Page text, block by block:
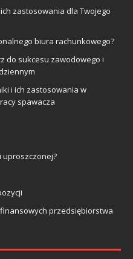
zastosowania dla Twojego
biura rachunkowego?
do sukcesu zawodowego i
i ich zastosowania w
spawacza
uproszczonej?
przedsiębiorstwa